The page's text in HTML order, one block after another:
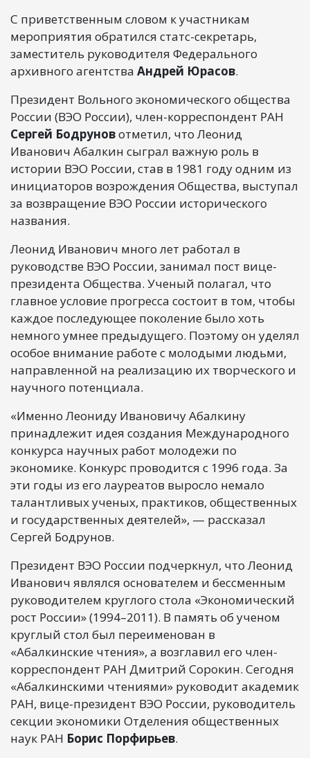
С приветственным словом к участникам
мероприятия обратился статс-секретарь,
заместитель руководителя Федерального
архивного агентства Андрей Юрасов.
Президент Вольного экономического общества
России (ВЭО России), член-корреспондент РАН
Сергей Бодруновотметил, что Леонид
Иванович Абалкин сыграл важную роль в
истории ВЭО России, став в 1981 году одним из
инициаторов возрождения Общества, выступал
за возвращение ВЭО России исторического
названия.
Леонид Иванович много лет работал в
руководстве ВЭО России, занимал пост вице-
президента Общества. Ученый полагал, что
главное условие прогресса состоит в том, чтобы
каждое последующее поколение было хоть
немного умнее предыдущего. Поэтому он уделял
особое внимание работе с молодыми людьми,
направленной на реализацию их творческого и
научного потенциала.
«Именно Леониду Ивановичу Абалкину
принадлежит идея создания Международного
конкурса научных работ молодежи по
экономике. Конкурс проводится с 1996 года. За
эти годы из его лауреатов выросло немало
талантливых ученых, практиков, общественных
и государственных деятелей», — рассказал
Сергей Бодрунов.
Президент ВЭО России подчеркнул, что Леонид
Иванович являлся основателем и бессменным
руководителем круглого стола «Экономический
рост России» (1994–2011). В память об ученом
круглый стол был переименован в
«Абалкинские чтения», а возглавил его член-
корреспондент РАН Дмитрий Сорокин. Сегодня
«Абалкинскими чтениями» руководит академик
РАН, вице-президент ВЭО России, руководитель
секции экономики Отделения общественных
наук РАН Борис Порфирьев.